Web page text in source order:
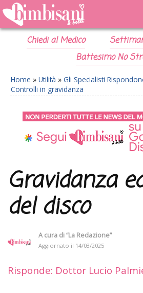
Chiedi al Medico
Battesimo No
Home » Utilità » Gli Specialisti
Controlli in gravidanza
Gravidanza
del disco
A cura di“La Redazione”
Aggiornato il 14/03/2025
Risponde: Dottor Lucio